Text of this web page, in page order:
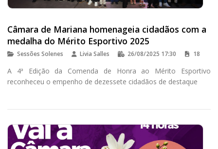
Câmara de Mariana homenageia cidadãos com a
medalha do Mérito Esportivo 2025
Sessões Solenes Livia Salles 26/08/2025 17:30 18
A 4ª Edição da Comenda de Honra ao Mérito Esportivo
reconheceu o empenho de dezessete cidadãos de destaque